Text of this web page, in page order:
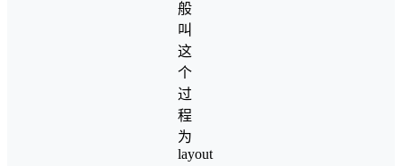
般
叫
这
个
过
程
为
layout